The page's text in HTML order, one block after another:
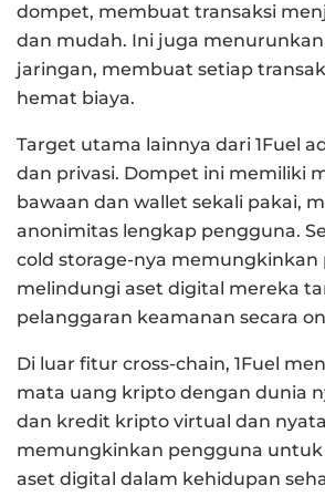
dompet, membuat transaksi
dan mudah. Ini juga
jaringan, membuat setiap
hemat biaya.
Target utama lainnya dari 1Fuel
dan privasi. Dompet ini memiliki
bawaan dan wallet sekali pakai,
anonimitas lengkap pengguna.
cold storage-nya
melindungi aset digital mereka
pelanggaran keamanan secara
Di luar fitur cross-chain, 1Fuel
mata uang kripto dengan dunia
dan kredit kripto virtual dan
memungkinkan pengguna
aset digital dalam kehidupan